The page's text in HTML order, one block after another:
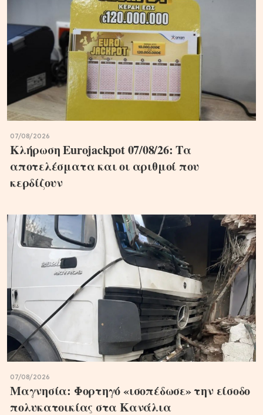
07/08/2026
Κλήρωση Eurojackpot 07/08/26: Τα
αποτελέσματα και οι αριθμοί που
κερδίζουν
07/08/2026
Μαγνησία: Φορτηγό «ισοπέδωσε» την είσοδο
πολυκατοικίας στα Κανάλια